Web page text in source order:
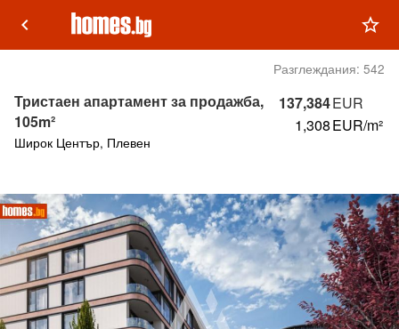
keyboard_arrow_left star_outline
Разглеждания: 542
137,384EUR
1,308EUR/m²
Тристаен апартамент за продажба,
105m²
Широк Център, Плевен